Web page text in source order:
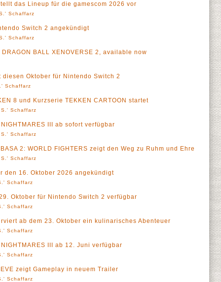
das Lineup für die gamescom 2026 vor
Schaffarz
Switch 2 angekündigt
Schaffarz
BALL XENOVERSE 2, available now
Oktober für Nintendo Switch 2
Schaffarz
8 und Kurzserie TEKKEN CARTOON startet
S.' Schaffarz
III ab sofort verfügbar
S.' Schaffarz
2: WORLD FIGHTERS zeigt den Weg zu Ruhm und Ehre
S.' Schaffarz
den 16. Oktober 2026 angekündigt
Schaffarz
Oktober für Nintendo Switch 2 verfügbar
Schaffarz
ab dem 23. Oktober ein kulinarisches Abenteuer
Schaffarz
III ab 12. Juni verfügbar
Schaffarz
zeigt Gameplay in neuem Trailer
Schaffarz